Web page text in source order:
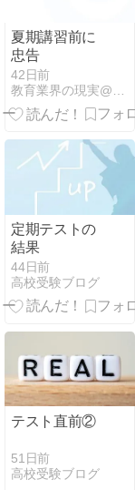
夏期講習前に
忠告
42日前
定期テストの
結果
44日前
高校受験ブログ
テスト直前②
51日前
高校受験ブログ